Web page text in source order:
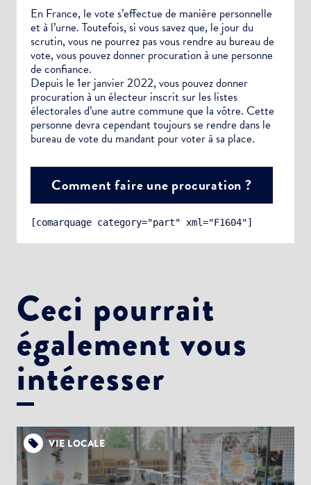
En France, le vote s’effectue de manière personnelle
et à l’urne. Toutefois, si vous savez que, le jour du
scrutin, vous ne pourrez pas vous rendre au bureau de
vote, vous pouvez donner procuration à une personne
de confiance.
Depuis le 1er janvier 2022, vous pouvez donner
procuration à un électeur inscrit sur les listes
électorales d’une autre commune que la vôtre. Cette
personne devra cependant toujours se rendre dans le
bureau de vote du mandant pour voter à sa place.
Comment faire une procuration ?
[comarquage category="part" xml="F1604"]
Ceci pourrait
également vous
intéresser
VIE LOCALE
Choisissez votre abonnement :
Alertes Mail
Newsletter Culture